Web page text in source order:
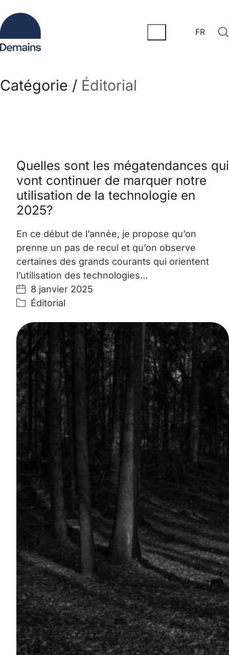
FR
Catégorie / Éditorial
Quelles sont les mégatendances qui
vont continuer de marquer notre
utilisation de la technologie en
2025?
En ce début de l’année, je propose qu’on
prenne un pas de recul et qu’on observe
certaines des grands courants qui orientent
l’utilisation des technologies…
8 janvier 2025
Éditorial